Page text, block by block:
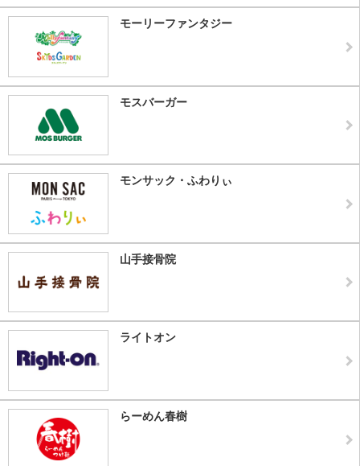
モーリーファンタジー
モスバーガー
モンサック・ふわりぃ
山手接骨院
ライトオン
らーめん春樹